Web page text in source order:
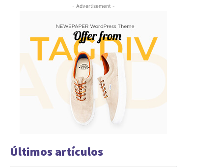
- Advertisement -
Últimos artículos